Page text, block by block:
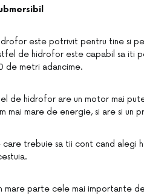
este potrivit pentru tine si
de hidrofor este capabil sa iti
de metri adancime.
de hidrofor are un motor mai
mai mare de energie, si are si un
trebuie sa tii cont cand alegi
mare parte cele mai importante